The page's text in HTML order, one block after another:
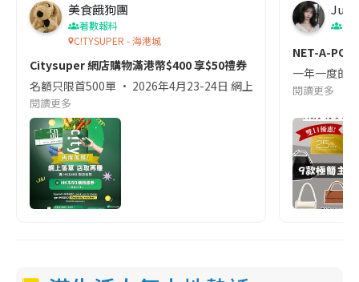
美食餓狗團
著數報料
C!TYSUPER - 海港城
Citysuper 網店購物滿港幣$400 享$50禮券
名額只限首500單 • 2026年4月23-24日 網上商店限定 獲 港幣
閱讀更多
美
NET-A-
一年一度的
閱讀更多